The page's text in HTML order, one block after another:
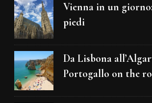
Vienna in un
piedi
Da Lisbona
Portogallo on the